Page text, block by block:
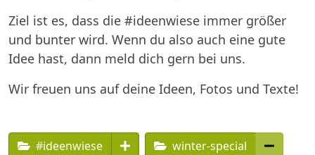
Ziel ist es, dass die #ideenwiese immer größer
und bunter wird. Wenn du also auch eine gute
Idee hast, dann meld dich gern bei uns.
Wir freuen uns auf deine Ideen, Fotos und Texte!
#ideenwiese winter-special